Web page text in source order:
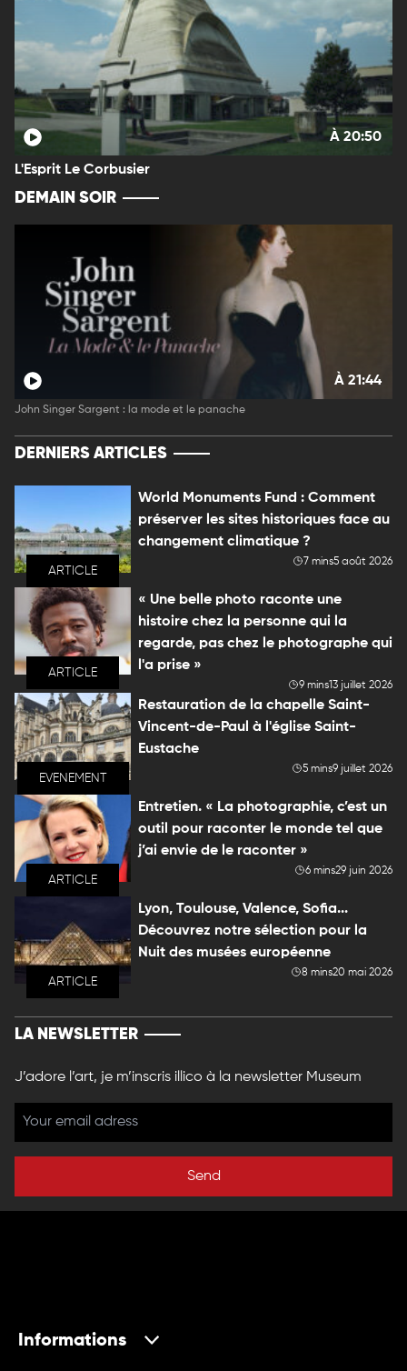
À 20:50
L'Esprit Le Corbusier
DEMAIN SOIR
À 21:44
John Singer Sargent : la mode et le panache
DERNIERS ARTICLES
ARTICLE
World Monuments Fund : Comment
préserver les sites historiques face au
changement climatique ?
7 mins5 août 2026
ARTICLE
« Une belle photo raconte une
histoire chez la personne qui la
regarde, pas chez le photographe qui
l'a prise »
9 mins13 juillet 2026
EVENEMENT
Restauration de la chapelle Saint-
Vincent-de-Paul à l'église Saint-
Eustache
5 mins9 juillet 2026
ARTICLE
Entretien. « La photographie, c’est un
outil pour raconter le monde tel que
j’ai envie de le raconter »
6 mins29 juin 2026
ARTICLE
Lyon, Toulouse, Valence, Sofia...
Découvrez notre sélection pour la
Nuit des musées européenne
8 mins20 mai 2026
LA NEWSLETTER
J’adore l’art, je m’inscris illico à la newsletter Museum
Send
Informations